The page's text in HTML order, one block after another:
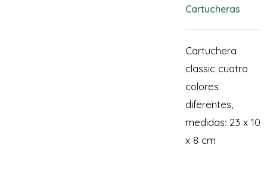
Cartucheras
Cartuchera
classic cuatro
colores
diferentes,
medidas: 23 x 10
x 8 cm